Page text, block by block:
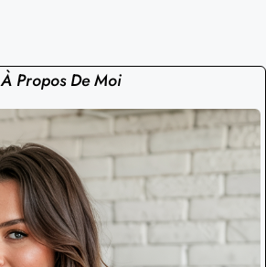
À Propos De Moi